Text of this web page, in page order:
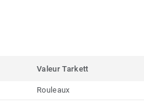
Valeur Tarkett
Rouleaux